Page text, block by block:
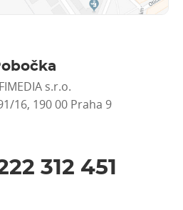
s.r.o.
16, 190 00 Praha 9
312 451